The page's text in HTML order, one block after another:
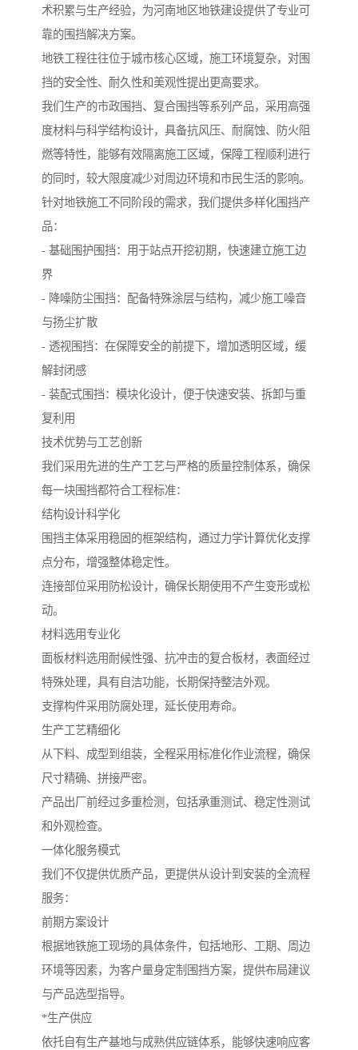
术积累与生产经验，为河南地区地铁建设提供了专业可
靠的围挡解决方案。
地铁工程往往位于城市核心区域，施工环境复杂，对围
挡的安全性、耐久性和美观性提出更高要求。
我们生产的市政围挡、复合围挡等系列产品，采用高强
度材料与科学结构设计，具备抗风压、耐腐蚀、防火阻
燃等特性，能够有效隔离施工区域，保障工程顺利进行
的同时，较大限度减少对周边环境和市民生活的影响。
针对地铁施工不同阶段的需求，我们提供多样化围挡产
品：
- 基础围护围挡：用于站点开挖初期，快速建立施工边
界
- 降噪防尘围挡：配备特殊涂层与结构，减少施工噪音
与扬尘扩散
- 透视围挡：在保障安全的前提下，增加透明区域，缓
解封闭感
- 装配式围挡：模块化设计，便于快速安装、拆卸与重
复利用
技术优势与工艺创新
我们采用先进的生产工艺与严格的质量控制体系，确保
每一块围挡都符合工程标准：
结构设计科学化
围挡主体采用稳固的框架结构，通过力学计算优化支撑
点分布，增强整体稳定性。
连接部位采用防松设计，确保长期使用不产生变形或松
动。
材料选用专业化
面板材料选用耐候性强、抗冲击的复合板材，表面经过
特殊处理，具有自洁功能，长期保持整洁外观。
支撑构件采用防腐处理，延长使用寿命。
生产工艺精细化
从下料、成型到组装，全程采用标准化作业流程，确保
尺寸精确、拼接严密。
产品出厂前经过多重检测，包括承重测试、稳定性测试
和外观检查。
一体化服务模式
我们不仅提供优质产品，更提供从设计到安装的全流程
服务：
前期方案设计
根据地铁施工现场的具体条件，包括地形、工期、周边
环境等因素，为客户量身定制围挡方案，提供布局建议
与产品选型指导。
*生产供应
依托自有生产基地与成熟供应链体系，能够快速响应客